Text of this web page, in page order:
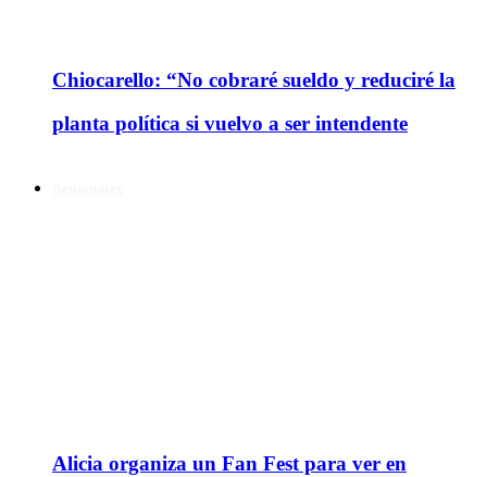
Chiocarello: “No cobraré sueldo y reduciré la
planta política si vuelvo a ser intendente
Alicia organiza un Fan Fest para ver en